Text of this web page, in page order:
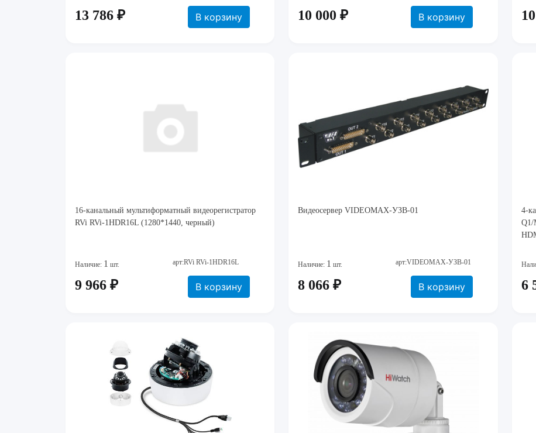
13 786 ₽ В корзину 10 000 ₽ В корзину
16-канальный мультиформатный видеорегистратор
RVi RVi-1HDR16L (1280*1440, черный)
Наличие: 1 шт. арт:RVi RVi-1HDR16L
9 966 ₽ В корзину
Видеосервер VIDEOMAX-УЗВ-01
Наличие: 1 шт. арт:VIDEOMAX-УЗВ-01
8 066 ₽ В корзину
4-
Q1/
6